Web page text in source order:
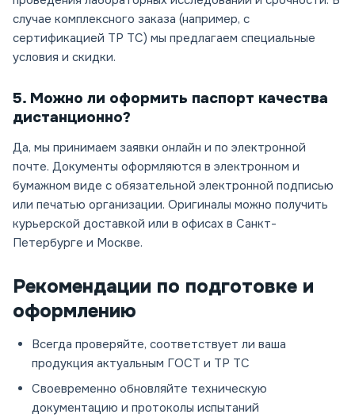
случае комплексного заказа (например, с
сертификацией ТР ТС) мы предлагаем специальные
условия и скидки.
5. Можно ли оформить паспорт качества
дистанционно?
Да, мы принимаем заявки онлайн и по электронной
почте. Документы оформляются в электронном и
бумажном виде с обязательной электронной подписью
или печатью организации. Оригиналы можно получить
курьерской доставкой или в офисах в Санкт-
Петербурге и Москве.
Рекомендации по подготовке и
оформлению
Всегда проверяйте, соответствует ли ваша
продукция актуальным ГОСТ и ТР ТС
Своевременно обновляйте техническую
документацию и протоколы испытаний